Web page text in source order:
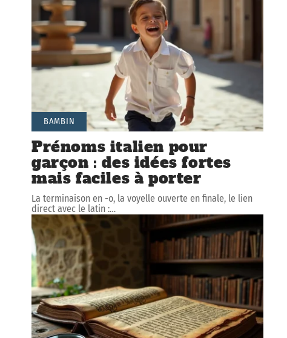
BAMBIN
Prénoms italien pour
garçon : des idées fortes
mais faciles à porter
La terminaison en -o, la voyelle ouverte en finale, le lien
direct avec le latin :…